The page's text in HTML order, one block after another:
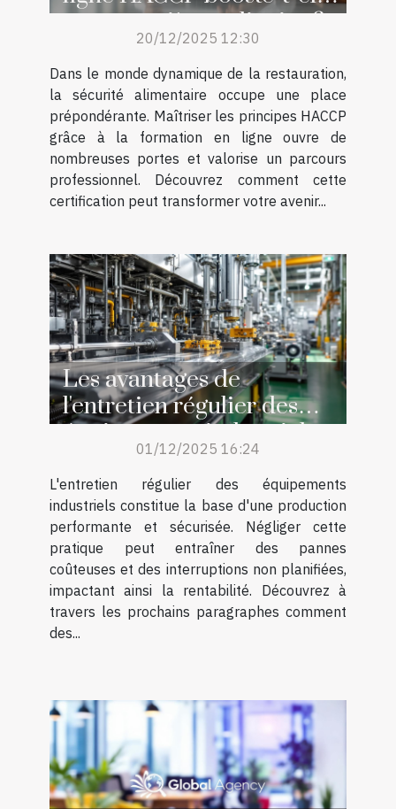
votre carrière culinaire ?
20/12/2025 12:30
Dans le monde dynamique de la restauration,
la sécurité alimentaire occupe une place
prépondérante. Maîtriser les principes HACCP
grâce à la formation en ligne ouvre de
nombreuses portes et valorise un parcours
professionnel. Découvrez comment cette
certification peut transformer votre avenir...
Les avantages de
l'entretien régulier des
équipements industriels
01/12/2025 16:24
L'entretien régulier des équipements
industriels constitue la base d'une production
performante et sécurisée. Négliger cette
pratique peut entraîner des pannes
coûteuses et des interruptions non planifiées,
impactant ainsi la rentabilité. Découvrez à
travers les prochains paragraphes comment
des...